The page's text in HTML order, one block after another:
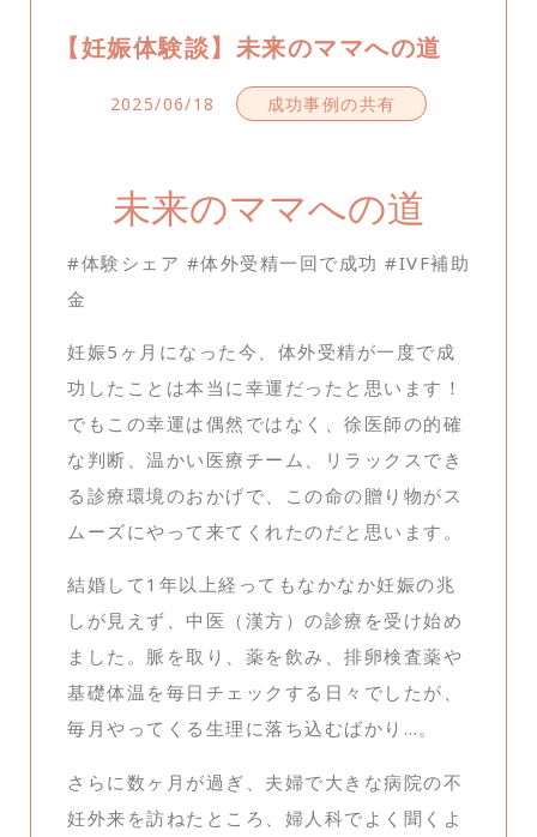
【妊娠体験談】未来のママへの道
2025/06/18 成功事例の共有
未来のママへの道
#体験シェア #体外受精一回で成功 #IVF補助
金
妊娠5ヶ月になった今、体外受精が一度で成
功したことは本当に幸運だったと思います！
でもこの幸運は偶然ではなく、徐医師の的確
な判断、温かい医療チーム、リラックスでき
る診療環境のおかげで、この命の贈り物がス
ムーズにやって来てくれたのだと思います。
結婚して1年以上経ってもなかなか妊娠の兆
しが見えず、中医（漢方）の診療を受け始め
ました。脈を取り、薬を飲み、排卵検査薬や
基礎体温を毎日チェックする日々でしたが、
毎月やってくる生理に落ち込むばかり…。
さらに数ヶ月が過ぎ、夫婦で大きな病院の不
妊外来を訪ねたところ、婦人科でよく聞くよ